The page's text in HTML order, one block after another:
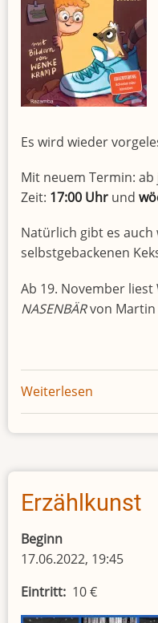
Es wird wieder
Mit neuem Termin: ab
Zeit: 17:00 Uhr und
Natürlich gibt es
selbstgebackenen
Ab 19. November liest
NASENBÄRvon Martin
Weiterlesen
Club
der
Leseratten
Erzählkunst
Beginn
17.06.2022, 19:45
Eintritt 10 €